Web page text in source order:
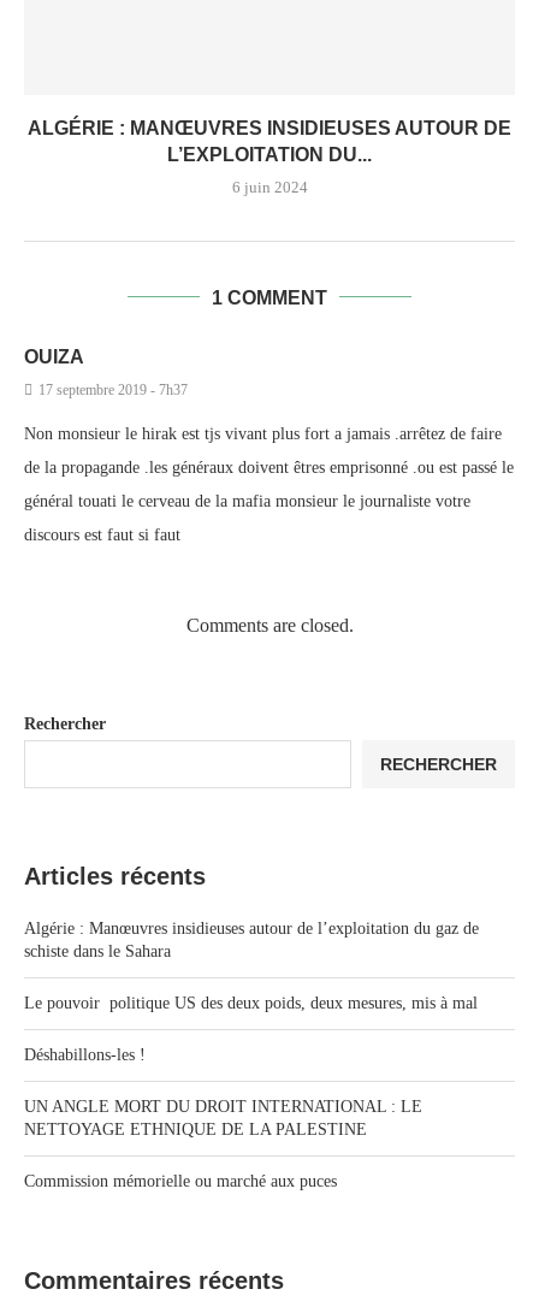
ALGÉRIE : MANŒUVRES INSIDIEUSES AUTOUR DE
L’EXPLOITATION DU...
6 juin 2024
1 COMMENT
OUIZA
17 septembre 2019 - 7h37
Non monsieur le hirak est tjs vivant plus fort a jamais .arrêtez de faire
de la propagande .les généraux doivent êtres emprisonné .ou est passé le
général touati le cerveau de la mafia monsieur le journaliste votre
discours est faut si faut
Comments are closed.
Rechercher
RECHERCHER
Articles récents
Algérie : Manœuvres insidieuses autour de l’exploitation du gaz de
schiste dans le Sahara
Le pouvoir politique US des deux poids, deux mesures, mis à mal
Déshabillons-les !
UN ANGLE MORT DU DROIT INTERNATIONAL : LE
NETTOYAGE ETHNIQUE DE LA PALESTINE
Commission mémorielle ou marché aux puces
Commentaires récents